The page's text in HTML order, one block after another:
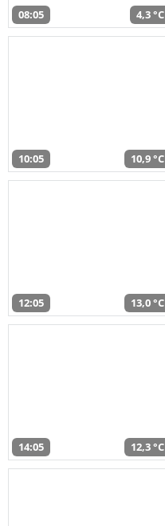
08:05 4,3 °C
10:05 10,9 °C
12:05 13,0 °C
14:05 12,3 °C